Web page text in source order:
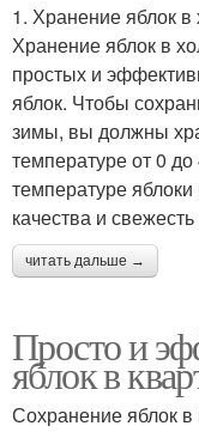
1. Хранение яблок в
Хранение яблок в
простых и
яблок. Чтобы
зимы, вы должны
температуре от 0
температуре
качества и
читать дальше →
Просто и
яблок в
Сохранение яблок в